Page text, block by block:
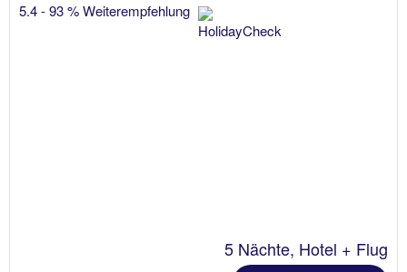
5.4 - 93 % Weiterempfehlung
5 Nächte, Hotel + Flug